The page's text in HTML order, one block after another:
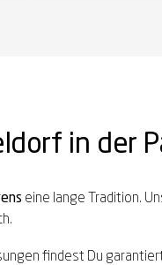
in der
eine lange Tradition.
findest Du